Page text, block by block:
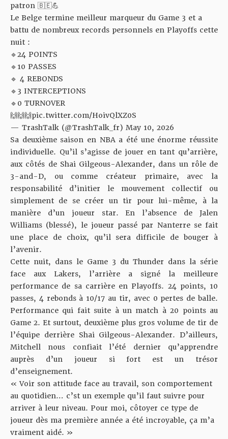
patron 🇧🇪💪
Le Belge termine meilleur marqueur du Game 3 et a
battu de nombreux records personnels en Playoffs cette
nuit :
🔹24 POINTS
🔹10 PASSES
🔹 4 REBONDS
🔹3 INTERCEPTIONS
🔹0 TURNOVER
🙌🙌🙌pic.twitter.com/HoivQlXZ0S
— TrashTalk (@TrashTalk_fr) May 10, 2026
Sa deuxième saison en NBA a été une énorme réussite
individuelle. Qu’il s’agisse de jouer en tant qu’arrière,
aux côtés de Shai Gilgeous-Alexander, dans un rôle de
3-and-D, ou comme créateur primaire, avec la
responsabilité d’initier le mouvement collectif ou
simplement de se créer un tir pour lui-même, à la
manière d’un joueur star. En l’absence de Jalen
Williams (blessé), le joueur passé par Nanterre se fait
une place de choix, qu’il sera difficile de bouger à
l’avenir.
Cette nuit, dans le Game 3 du Thunder dans la série
face aux Lakers, l’arrière a signé la meilleure
performance de sa carrière en Playoffs. 24 points, 10
passes, 4 rebonds à 10/17 au tir, avec 0 pertes de balle.
Performance qui fait suite à un match à 20 points au
Game 2. Et surtout, deuxième plus gros volume de tir de
l’équipe derrière Shai Gilgeous-Alexander. D’ailleurs,
Mitchell nous confiait l’été dernier qu’apprendre
auprès d’un joueur si fort est un trésor
d’enseignement.
« Voir son attitude face au travail, son comportement
au quotidien… c’st un exemple qu’il faut suivre pour
arriver à leur niveau. Pour moi, côtoyer ce type de
joueur dès ma première année a été incroyable, ça m’a
vraiment aidé. »